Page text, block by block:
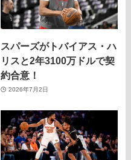
スパーズがトバイアス・ハ
リスと2年3100万ドルで契
約合意！
2026年7月2日